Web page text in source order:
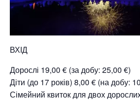
ВХІД
Дорослі 19,00 € (за добу: 25,00 €)
Діти (до 17 років) 8,00 € (на добу:
Сімейний квиток для двох дорослих